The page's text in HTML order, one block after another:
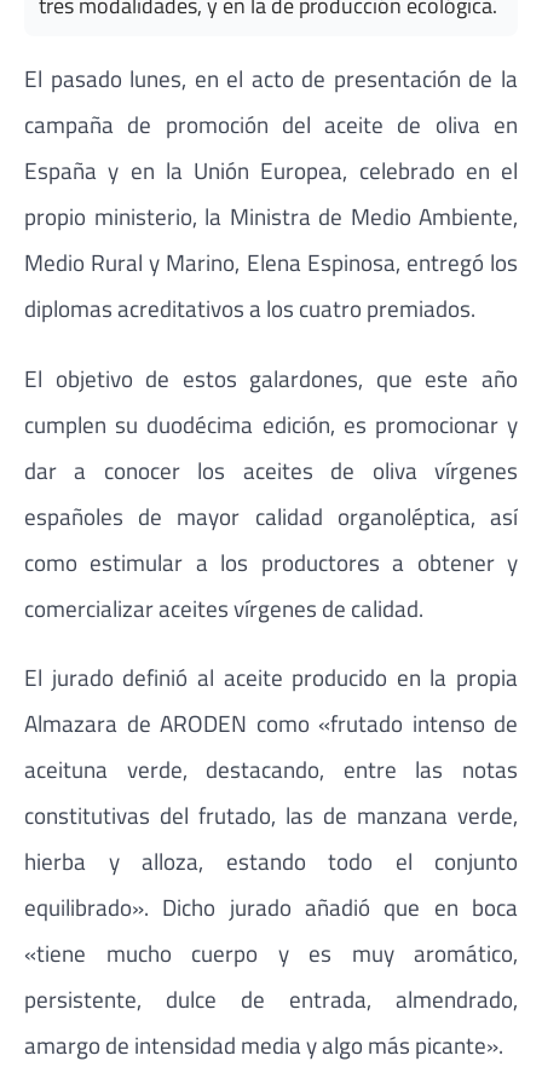
El pasado lunes, en el acto de presentación de la
campaña de promoción del aceite de oliva en
España y en la Unión Europea, celebrado en el
propio ministerio, la Ministra de Medio Ambiente,
Medio Rural y Marino, Elena Espinosa, entregó los
diplomas acreditativos a los cuatro premiados.
El objetivo de estos galardones, que este año
cumplen su duodécima edición, es promocionar y
dar a conocer los aceites de oliva vírgenes
españoles de mayor calidad organoléptica, así
como estimular a los productores a obtener y
comercializar aceites vírgenes de calidad.
El jurado definió al aceite producido en la propia
Almazara de ARODEN como «frutado intenso de
aceituna verde, destacando, entre las notas
constitutivas del frutado, las de manzana verde,
hierba y alloza, estando todo el conjunto
equilibrado». Dicho jurado añadió que en boca
«tiene mucho cuerpo y es muy aromático,
persistente, dulce de entrada, almendrado,
amargo de intensidad media y algo más picante».